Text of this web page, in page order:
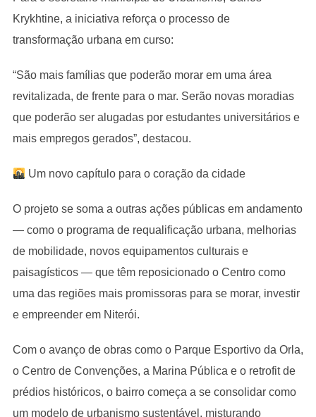
Krykhtine, a iniciativa reforça o processo de
transformação urbana em curso:
“São mais famílias que poderão morar em uma área
revitalizada, de frente para o mar. Serão novas moradias
que poderão ser alugadas por estudantes universitários e
mais empregos gerados”, destacou.
Um novo capítulo para o coração da cidade
O projeto se soma a outras ações públicas em andamento
— como o programa de requalificação urbana, melhorias
de mobilidade, novos equipamentos culturais e
paisagísticos — que têm reposicionado o Centro como
uma das regiões mais promissoras para se morar, investir
e empreender em Niterói.
Com o avanço de obras como o Parque Esportivo da Orla,
o Centro de Convenções, a Marina Pública e o retrofit de
prédios históricos, o bairro começa a se consolidar como
um modelo de urbanismo sustentável, misturando